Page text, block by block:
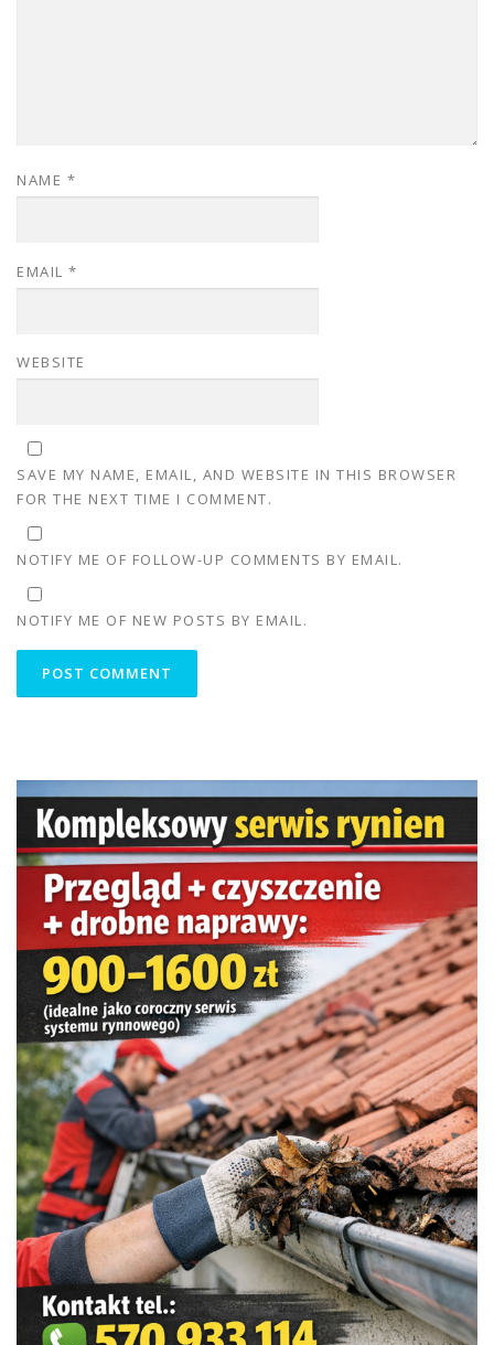
NAME *
EMAIL *
WEBSITE
SAVE MY NAME, EMAIL, AND WEBSITE IN THIS BROWSER
FOR THE NEXT TIME I COMMENT.
NOTIFY ME OF FOLLOW-UP COMMENTS BY EMAIL.
NOTIFY ME OF NEW POSTS BY EMAIL.